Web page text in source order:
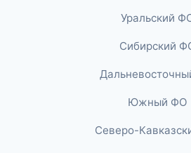
Уральский
Сибирский
Южный ФО
Северо-